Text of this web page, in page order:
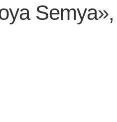
Semya»,